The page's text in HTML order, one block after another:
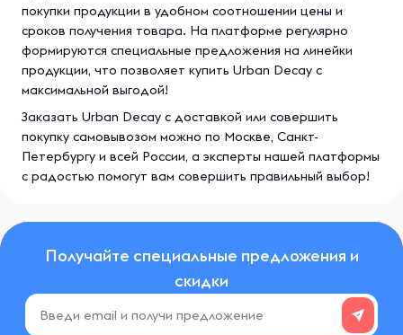
покупки продукции в удобном соотношении цены и
сроков получения товара. На платформе регулярно
формируются специальные предложения на линейки
продукции, что позволяет купить Urban Decay с
максимальной выгодой!
Заказать Urban Decay с доставкой или совершить
покупку самовывозом можно по Москве, Санкт-
Петербургу и всей России, а эксперты нашей платформы
с радостью помогут вам совершить правильный выбор!
Получайте специальные предложения и
скидки